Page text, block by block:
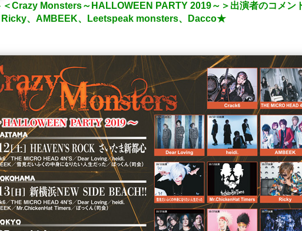
Crazy Monsters～HALLOWEEN PARTY 2019～＞出演者のコメン
Ricky、AMBEEK、Leetspeak monsters、Dacco★